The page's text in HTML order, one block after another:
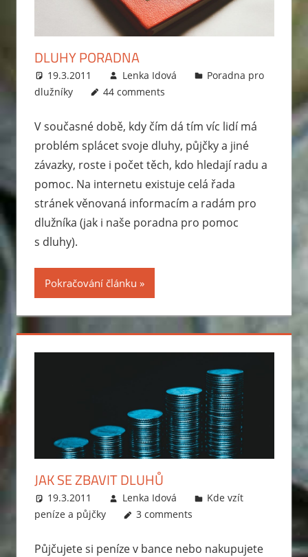
probíhá
exekuce
mzdu
bankovní
účet?
Rady
zbavit
se
vyhnout
exekuci.
poradíme.
DLUHY PORADNA
19.3.2011 Lenka Idová
Poradna pro
dlužníky
44 comments
V současné době, kdy čím dá tím víc lidí má
problém splácet svoje dluhy, půjčky a jiné
závazky, roste i počet těch, kdo hledají radu a
pomoc. Na internetu existuje celá řada
stránek věnovaná informacím a radám pro
dlužníka (jak i naše poradna pro pomoc
s dluhy).
Pokračování článku
JAK SE ZBAVIT DLUHŮ
19.3.2011 Lenka Idová
Kde vzít
peníze a půjčky
3 comments
Půjčujete si peníze v bance nebo nakupujete